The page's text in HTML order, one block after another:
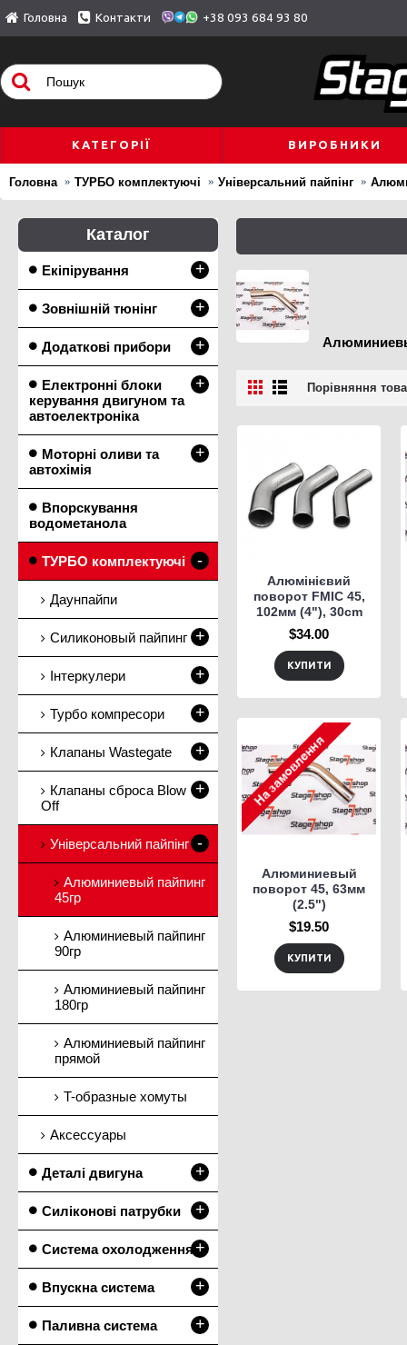
Головна Контакти +38 093 684 93 80
КАТЕГОРІЇ ВИРОБНИКИ
Головна ТУРБО комплектуючі Універсальний пайпінг
Каталог
Екіпірування +
Зовнішній тюнінг +
Додаткові прибори +
Електронні блоки
керування двигуном та
автоелектроніка
+
Моторні оливи та
автохімія
+
Впорскування
водометанола
ТУРБО комплектуючі -
Даунпайпи
Силиконовый пайпинг +
Інтеркулери +
Турбо компресори +
Клапаны Wastegate +
Клапаны сброса Blow
Off
+
Універсальний пайпінг -
Алюминиевый пайпинг
45гр
Алюминиевый пайпинг
90гр
Алюминиевый пайпинг
180гр
Алюминиевый пайпинг
прямой
T-образные хомуты
Аксессуары
Деталі двигуна +
Силіконові патрубки +
Система охолодження+
Впускна система +
Паливна система +
Порівняння
Алюмінієвий
поворот FMIC 45,
102мм (4"), 30cm
$34.00
КУПИТИ
Алюминиевый
поворот 45, 63мм
(2.5")
$19.50
КУПИТИ